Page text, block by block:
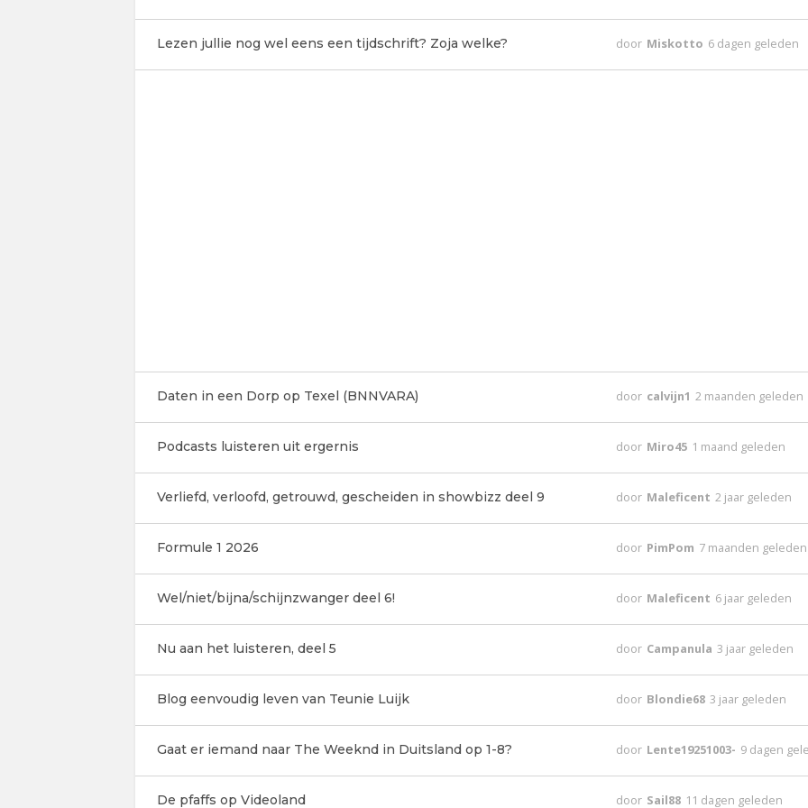
Lezen jullie nog wel eens een tijdschrift? Zoja welke? door Miskotto 6 dagen geleden
Daten in een Dorp op Texel (BNNVARA) door calvijn1 2 maanden geleden
Podcasts luisteren uit ergernis door Miro45 1 maand geleden
Verliefd, verloofd, getrouwd, gescheiden in showbizz deel 9 door Maleficent 2 jaar geleden
Formule 1 2026 door PimPom 7 maanden geleden
Wel/niet/bijna/schijnzwanger deel 6! door Maleficent 6 jaar geleden
Nu aan het luisteren, deel 5 door Campanula 3 jaar geleden
Blog eenvoudig leven van Teunie Luijk door Blondie68 3 jaar geleden
Gaat er iemand naar The Weeknd in Duitsland op 1-8? door Lente19251003- 9 dagen
De pfaffs op Videoland door Sail88 11 dagen geleden